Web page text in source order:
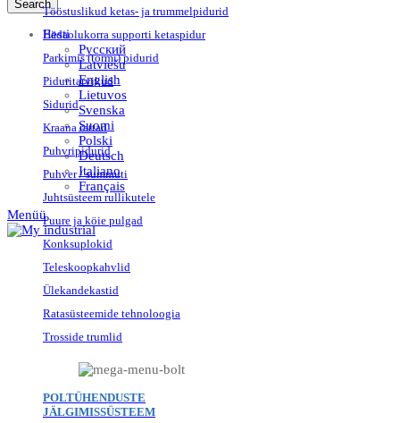
Search
Eesti
Русский
Latviešu
English
Lietuvos
Svenska
Suomi
Polski
Deutsch
Italiano
Français
Menüü
Tööstuslikud ketas- ja trummelpidurid
Hädaolukorra supporti ketaspidur
Parkimis (tormi) pidurid
Piduritarvikud
Sidurid
Kraana rattad
Puhvripidurid
Puhver / summuti
Juhtsüsteem rullikutele
Puure ja köie pulgad
Konksuplokid
Teleskoopkahvlid
Ülekandekastid
Ratasüsteemide tehnoloogia
Trosside trumlid
POLTÜHENDUSTE
JÄLGIMISSÜSTEEM